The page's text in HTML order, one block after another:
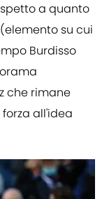
a quanto
su cui
Burdisso
che rimane
all'idea